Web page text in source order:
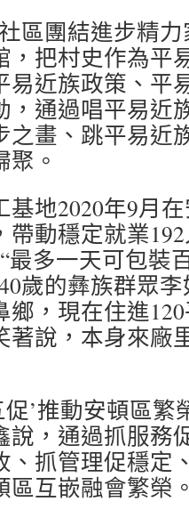
區團結進步精
，把村史作為平
易近族政策、平
，通過唱平易近
之畫、跳平易近
。
基地2020年9月
帶動穩定就業
最多一天可包裝
歲的彝族群眾
鄉，現在住進
著說，本身來廠
’推動安頓區
說，通過抓服務
、抓管理促穩定
區互嵌融會繁榮